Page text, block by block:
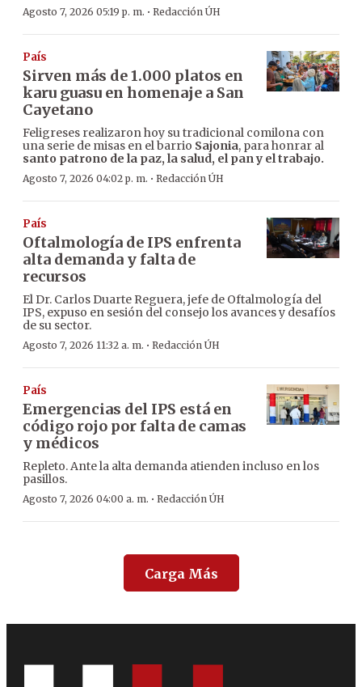
Agosto 7, 2026 05:19 p. m. · Redacción ÚH
País
Sirven más de 1.000 platos en
karu guasu en homenaje a San
Cayetano
Feligreses realizaron hoy su tradicional comilona con
una serie de misas en el barrio Sajonia, para honrar al
santo patrono de la paz, la salud, el pan y el trabajo.
Agosto 7, 2026 04:02 p. m. · Redacción ÚH
País
Oftalmología de IPS enfrenta
alta demanda y falta de
recursos
El Dr. Carlos Duarte Reguera, jefe de Oftalmología del
IPS, expuso en sesión del consejo los avances y desafíos
de su sector.
Agosto 7, 2026 11:32 a. m. · Redacción ÚH
País
Emergencias del IPS está en
código rojo por falta de camas
y médicos
Repleto. Ante la alta demanda atienden incluso en los
pasillos.
Agosto 7, 2026 04:00 a. m. · Redacción ÚH
Carga Más